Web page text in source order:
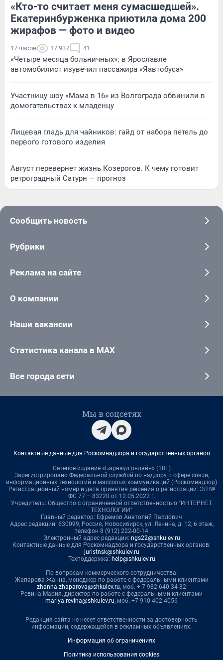
«Кто-то считает меня сумасшедшей».
Екатеринбурженка приютила дома 200
жирафов — фото и видео
17 часов 17 937 41
«Четыре месяца больничных»: в Ярославле
автомобилист изувечил пассажира «Яавтобуса»
Участницу шоу «Мама в 16» из Волгограда обвинили в
домогательствах к младенцу
Лицевая гладь для чайников: гайд от набора петель до
первого готового изделия
Август перевернет жизнь Козерогов. К чему готовит
ретроградный Сатурн — прогноз
Сообщить новость
Рубрики
Реклама на сайте
О компании
Наши вакансии
Статистика канала в MAX
Все города сети
Мы в соцсетях
Контактные данные для Роскомнадзора и государственных органов
Сетевое издание «Барнаул онлайн» (18+)
Зарегистрировано Федеральной службой по надзору в сфере связи,
информационных технологий и массовых коммуникаций (Роскомнадзор)
Регистрационный номер и дата принятия решения о регистрации: ЭЛ №
ФС 77 – 83220 от 12.05.2022 г.
Учредитель: Общество с ограниченной ответственностью "ИНТЕРНЕТ
ТЕХНОЛОГИИ"
Главный редактор: Ефремов Анатолий Павлович
Адрес редакции: 630099, Россия, Новосибирск, ул. Ленина, д. 12, 6 этаж,
телефон 8 (912) 222-00-14
Электронный адрес редакции: ngs22@shkulev.ru
Контактные данные для Роскомнадзора и государственных органов:
juristnsk@shkulev.ru
Техподдержка: help@shkulev.ru
По вопросам коммерческого сотрудничества:
Жапарова Жанна, менеджер по работе с федеральными клиентами
zhanna.zhaparova@shkulev.ru, моб. + 7 982 640 34 32
Ревина Мария, директор по работе с федеральными клиентами
mariya.revina@shkulev.ru, моб. +7 910 402 4056
Редакция сайта не несет ответственности за достоверность
информации, содержащейся в рекламных объявлениях.
Информация об ограничениях
Политика использования cookies